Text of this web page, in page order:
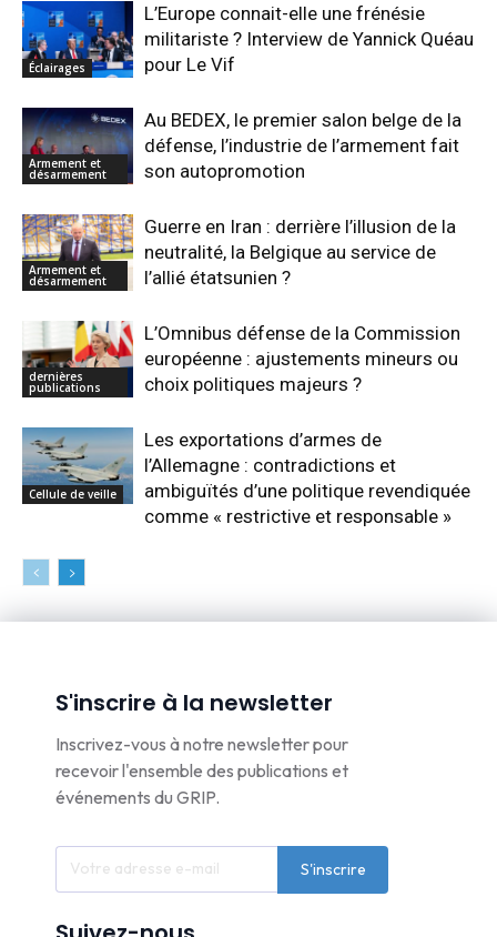
Éclairages
L’Europe connait-elle une frénésie
militariste ? Interview de Yannick Quéau
pour Le Vif
Armement et
désarmement
Au BEDEX, le premier salon belge de la
défense, l’industrie de l’armement fait
son autopromotion
Armement et
désarmement
Guerre en Iran : derrière l’illusion de la
neutralité, la Belgique au service de
l’allié étatsunien ?
dernières
publications
L’Omnibus défense de la Commission
européenne : ajustements mineurs ou
choix politiques majeurs ?
Cellule de veille
Les exportations d’armes de
l’Allemagne : contradictions et
ambiguïtés d’une politique revendiquée
comme « restrictive et responsable »
S'inscrire à la newsletter
Inscrivez-vous à notre newsletter pour
recevoir l'ensemble des publications et
événements du GRIP.
S'inscrire